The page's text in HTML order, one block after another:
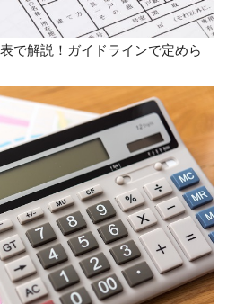
で解説！ガイドラインで定めら